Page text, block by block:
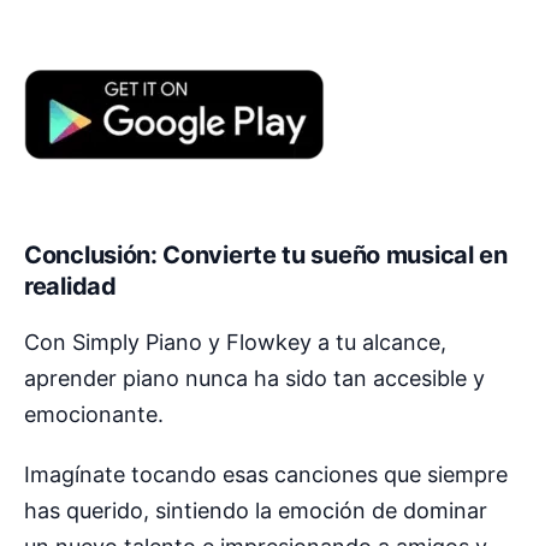
Conclusión: Convierte tu sueño musical en
realidad
Con Simply Piano y Flowkey a tu alcance,
aprender piano nunca ha sido tan accesible y
emocionante.
Imagínate tocando esas canciones que siempre
has querido, sintiendo la emoción de dominar